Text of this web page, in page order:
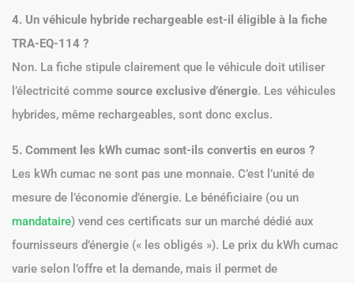
4. Un véhicule hybride rechargeable est-il éligible à la fiche
TRA-EQ-114 ?
Non. La fiche stipule clairement que le véhicule doit utiliser
l’électricité comme source exclusive d’énergie. Les véhicules
hybrides, même rechargeables, sont donc exclus.
5. Comment les kWh cumac sont-ils convertis en euros ?
Les kWh cumac ne sont pas une monnaie. C’est l’unité de
mesure de l’économie d’énergie. Le bénéficiaire (ou un
mandataire) vend ces certificats sur un marché dédié aux
fournisseurs d’énergie (« les obligés »). Le prix du kWh cumac
varie selon l’offre et la demande, mais il permet de